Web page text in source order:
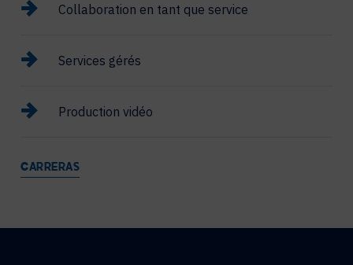
Collaboration en tant que service
Services gérés
Production vidéo
CARRERAS